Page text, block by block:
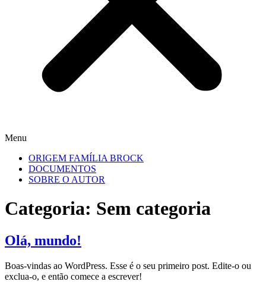
Menu
ORIGEM FAMÍLIA BROCK
DOCUMENTOS
SOBRE O AUTOR
Categoria: Sem categoria
Olá, mundo!
Boas-vindas ao WordPress. Esse é o seu primeiro post. Edite-o ou
exclua-o, e então comece a escrever!